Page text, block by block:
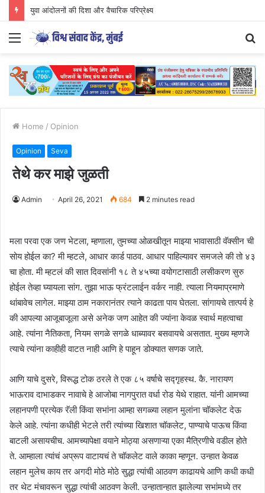
युवा आंदोलनों की दिशा और वैचारिक परिप्रेक्ष्य
Menu
Home / Opinion
Opinion Seva
तेथे कर माझे जुळती
Admin April 26, 2021 684 2 minutes read
मला परवा एक जण भेटला, म्हणाला, तुमच्या ओळखीतून माझ्या भावासाठी वॅक्सीन ची
सोय होईल का? मी म्हटले, आधार कार्ड पाठव. आधार पाहिल्यावर समजले की तो ४३
चा होता. मी म्हटलं की सात दिवसांनी १८ ते ४५च्या वयोगटासाठी लसीकरण सुरु
होईल तेव्हा घ्यायला सांग. तुझा भाऊ फ्रंटलाईन वर्कर नाही. त्याला नियमाप्रमाणे
थांबावेच लागेल. माझ्या ठाम नकारानंतर त्याने काढता पाय घेतला. सांगायचे तात्पर्य हे
की आपल्या आजूबाजूला असे अनेक जण आहेत की ज्यांना केवळ स्वार्थ महत्वाचा
आहे. त्यांना नैतिकता, नियम सगळे सगळे धाब्यावर बसवायचे असतात. मुख्य म्हणजे
त्याचे त्यांना काहीही वाटत नाही आणि हे पाहून डोक्यात सणक जाते.
आणि याचे दुसरे, विरूद्ध टोक ठरले ते एक ८५ वर्षाचे सद्गृहस्थ. कै. नारायण
भाऊराव दाभाडकर नावाचे हे आजोबा नागपुरात वर्धा रोड येथे राहात. यांनी आमच्या
लहानपणी प्रत्येक रॅली किंवा सभांना आम्हा सगळ्या लहान मुलांना चॉकलेट देऊ
केले आहे. त्यांना कधीही भेटले तरी त्यांच्या खिशात चॉकलेट, पाण्याचे पाऊच किंवा
बाटली असायचीच. आमच्यापेक्षा वयाने मोठ्या असणाऱ्या एका मैत्रिणीचे वडील होते
ते. आम्हाला त्यांचं अप्रूप वाटायचं ते चॉकलेट वाले काका म्हणून. उन्हात केवळ
लहान मुलेच काय तर अगदी मोठे मोठे सुद्धा त्यांची आठवण काढायचे आणि कधी कधी
तर थेट मंचावरून सुद्धा त्यांची आठवण केली. उन्हातान्हात झालेल्या सभांमध्ये तर